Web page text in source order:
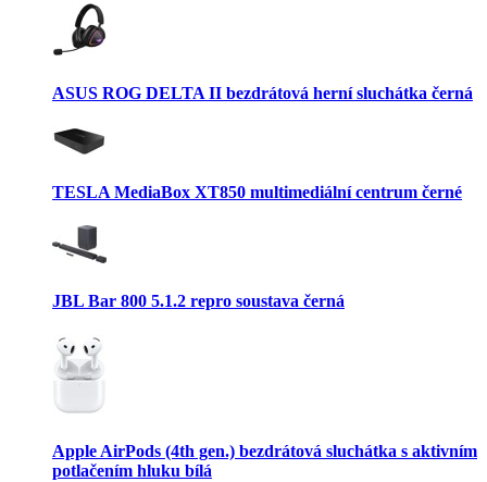
ASUS ROG DELTA II bezdrátová herní sluchátka černá
TESLA MediaBox XT850 multimediální centrum černé
JBL Bar 800 5.1.2 repro soustava černá
Apple AirPods (4th gen.) bezdrátová sluchátka s aktivním
potlačením hluku bílá